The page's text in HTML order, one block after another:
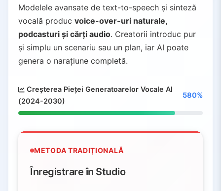
Modelele avansate de text-to-speech și sinteză
vocală produc voice-over-uri naturale,
podcasturi și cărți audio. Creatorii introduc pur
și simplu un scenariu sau un plan, iar AI poate
genera o narațiune completă.
Creșterea Pieței Generatoarelor Vocale AI
(2024-2030)
580%
METODA TRADIȚIONALĂ
Înregistrare în Studio